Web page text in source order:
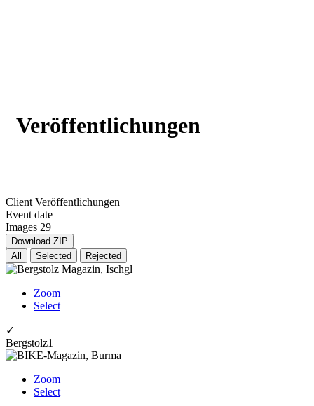
Veröffentlichungen
Client Veröffentlichungen
Event date
Images 29
Download ZIP
All
Selected Rejected
Zoom
Select
✓
Bergstolz1
Zoom
Select